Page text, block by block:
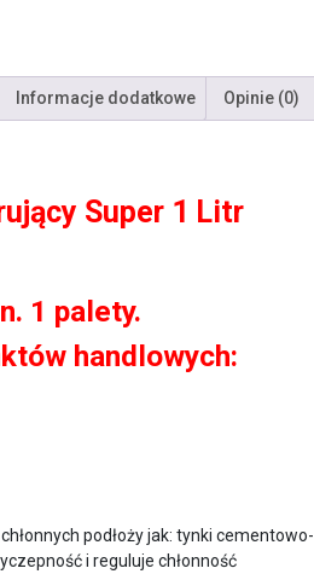
Informacje dodatkowe Opinie (0)
Super 1 Litr
1 palety.
handlowych:
podłoży jak: tynki cementowo-
i reguluje chłonność